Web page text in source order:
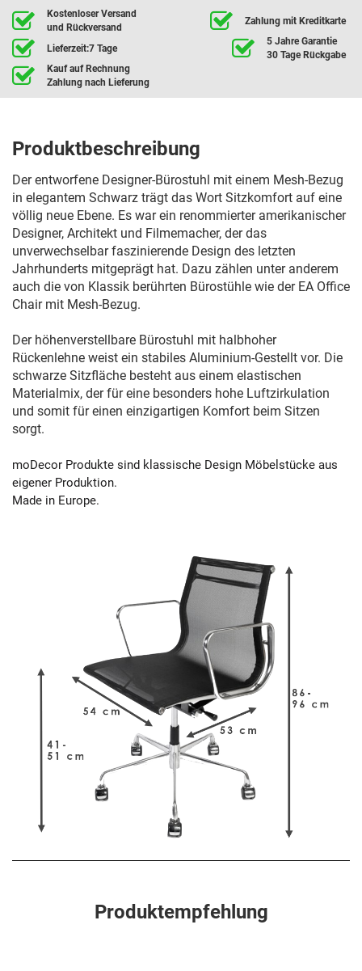
Kostenloser Versand
und Rückversand
Zahlung mit Kreditkarte
Lieferzeit:7 Tage
5 Jahre Garantie
30 Tage Rückgabe
Kauf auf Rechnung
Zahlung nach Lieferung
Produktbeschreibung
Der entworfene Designer-Bürostuhl mit einem Mesh-Bezug
in elegantem Schwarz trägt das Wort Sitzkomfort auf eine
völlig neue Ebene. Es war ein renommierter amerikanischer
Designer, Architekt und Filmemacher, der das
unverwechselbar faszinierende Design des letzten
Jahrhunderts mitgeprägt hat. Dazu zählen unter anderem
auch die von Klassik berührten Bürostühle wie der EA Office
Chair mit Mesh-Bezug.
Der höhenverstellbare Bürostuhl mit halbhoher
Rückenlehne weist ein stabiles Aluminium-Gestellt vor. Die
schwarze Sitzfläche besteht aus einem elastischen
Materialmix, der für eine besonders hohe Luftzirkulation
und somit für einen einzigartigen Komfort beim Sitzen
sorgt.
moDecor Produkte sind klassische Design Möbelstücke aus
eigener Produktion.
Made in Europe.
Produktempfehlung